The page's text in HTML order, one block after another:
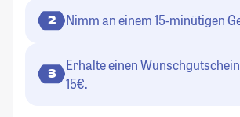
2 Nimm an einem 15-minütigen
3
Erhalte einen
15€.